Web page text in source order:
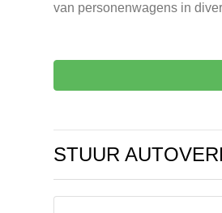
van personenwagens in
STUUR